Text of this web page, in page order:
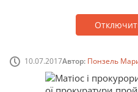
10.07.2017Автор: Понзель